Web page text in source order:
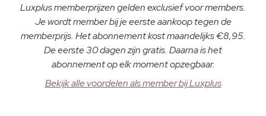
Luxplus memberprijzen gelden exclusief voor members.
Je wordt member bij je eerste aankoop tegen de
memberprijs. Het abonnement kost maandelijks €8,95.
De eerste 30 dagen zijn gratis. Daarna is het
abonnement op elk moment opzegbaar.
Bekijk alle voordelen als member bij Luxplus